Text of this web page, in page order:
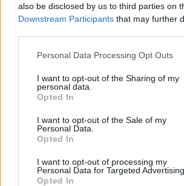
also be disclosed by us to third parties on
Downstream Participants that may further
Personal Data Processing Opt Outs
I want to opt-out of the Sharing of my
personal data.
Opted In
I want to opt-out of the Sale of my
Personal Data.
Opted In
I want to opt-out of processing my
Personal Data for Targeted Advertising.
Opted In
In evidenza